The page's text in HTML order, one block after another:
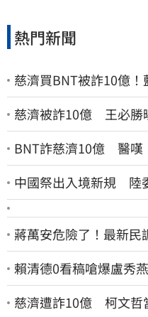
熱門新聞
慈濟買BNT被詐10億
慈濟被詐10億 王必勝
BNT詐慈濟10億 醫嘆
中國祭出入境新規 陸
蔣萬安危險了！最新民
賴清德0看稿嗆爆盧秀
慈濟遭詐10億 柯文哲